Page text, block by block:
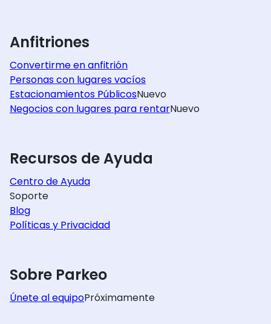
Anfitriones
Convertirme en anfitrión
Personas con lugares vacíos
Estacionamientos PúblicosNuevo
Negocios con lugares para rentarNuevo
Recursos de Ayuda
Centro de Ayuda
Soporte
Blog
Políticas y Privacidad
Sobre Parkeo
Únete al equipoPróximamente